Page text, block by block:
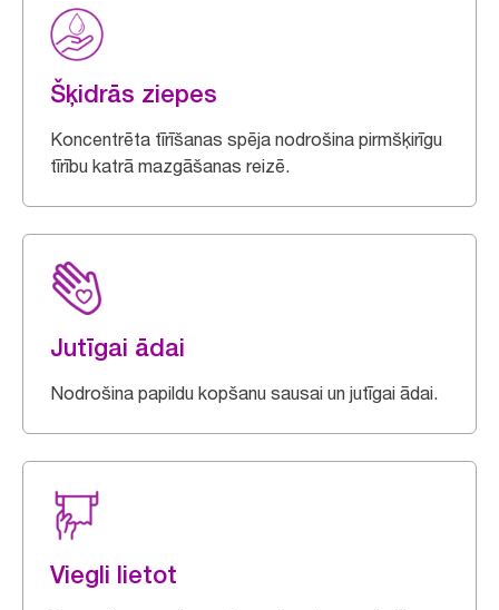
Šķidrās ziepes
Koncentrēta tīrīšanas spēja nodrošina pirmšķirīgu
tīrību katrā mazgāšanas reizē.
Jutīgai ādai
Nodrošina papildu kopšanu sausai un jutīgai ādai.
Viegli lietot